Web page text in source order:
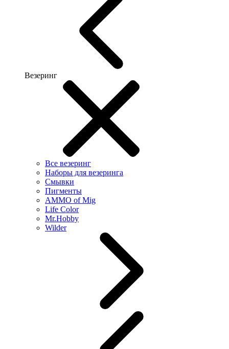
Везеринг
Все везеринг
Наборы для везеринга
Смывки
Пигменты
AMMO of Mig
Life Color
Mr.Hobby
Wilder